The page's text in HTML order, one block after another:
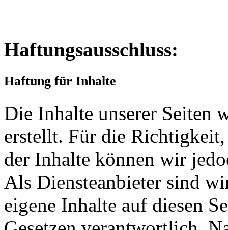
Haftungsausschluss:
Haftung für Inhalte
Die Inhalte unserer Seiten
erstellt. Für die
der Inhalte können wir
Als Diensteanbieter sind
eigene Inhalte auf diesen